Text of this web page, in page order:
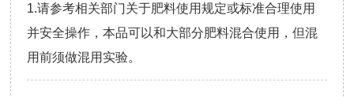
1.请参考相关部门关于肥料使用规定或标准合理使用
并安全操作，本品可以和大部分肥料混合使用，但混
用前须做混用实验。